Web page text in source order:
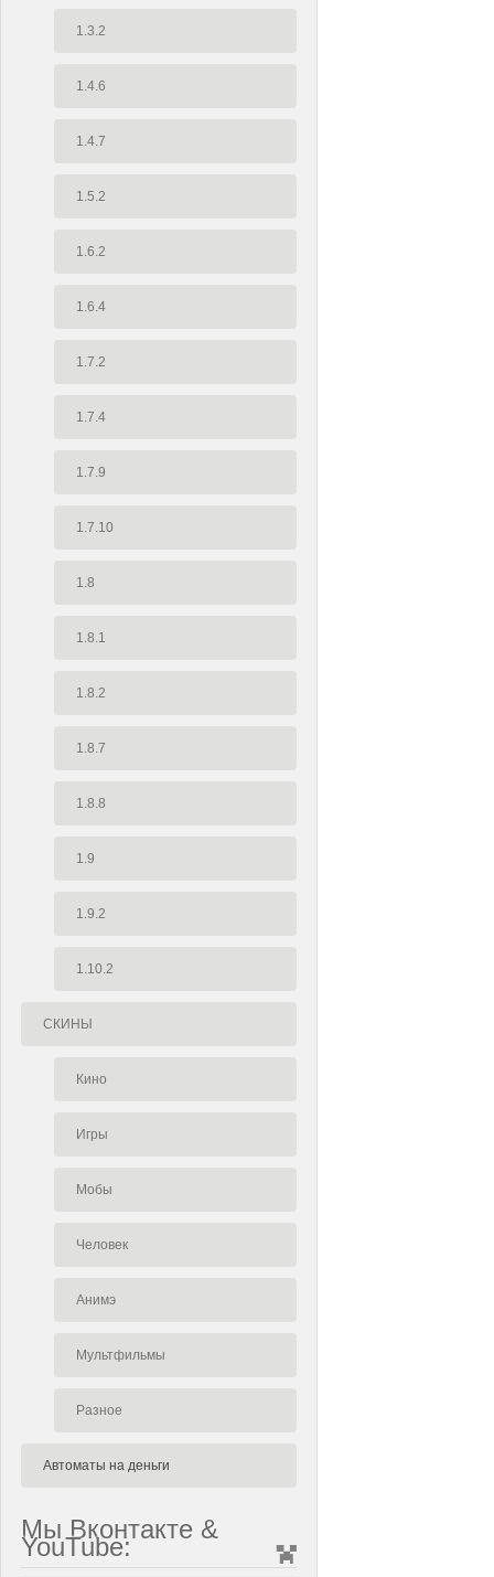
1.3.2
1.4.6
1.4.7
1.5.2
1.6.2
1.6.4
1.7.2
1.7.4
1.7.9
1.7.10
1.8
1.8.1
1.8.2
1.8.7
1.8.8
1.9
1.9.2
1.10.2
СКИНЫ
Кино
Игры
Мобы
Человек
Анимэ
Мультфильмы
Разное
Автоматы на деньги
Мы Вконтакте &
YouTube: